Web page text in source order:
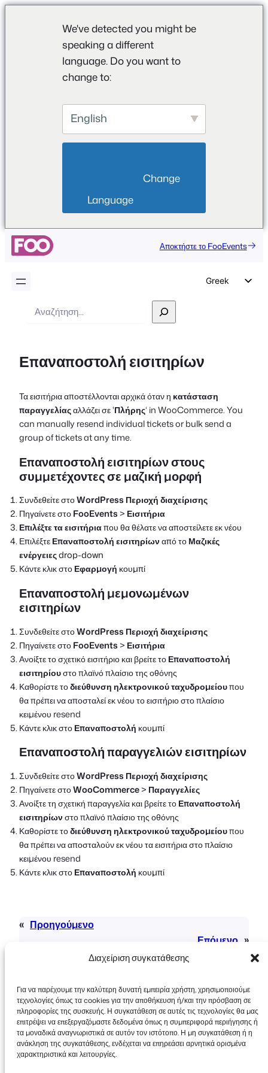
Διαχείριση συγκατάθεσης
Για να παρέχουμε την καλύτερη δυνατή εμπειρία χρήστη, χρησιμοποιούμε
τεχνολογίες όπως τα cookies για την αποθήκευση ή/και την πρόσβαση σε
πληροφορίες της συσκευής. Η συγκατάθεση σε αυτές τις τεχνολογίες θα μας
επιτρέψει να επεξεργαζόμαστε δεδομένα όπως η συμπεριφορά περιήγησης ή
τα μοναδικά αναγνωριστικά σε αυτόν τον ιστότοπο. Η μη συγκατάθεση ή η
ανάκληση της συγκατάθεσης, ενδέχεται να επηρεάσει αρνητικά ορισμένα
χαρακτηριστικά και λειτουργίες.
We've detected you might be
speaking a different
language. Do you want to
change to:
English
Language
Αποκτήστε το FooEvents
Greek
Portuguese
French
Αναζήτηση
Επαναποστολή εισιτηρίων
Τα εισιτήρια αποστέλλονται αρχικά όταν η κατάσταση
παραγγελίαςαλλάζει σε 'Πλήρης‘ in WooCommerce. You
can manually resend individual tickets or bulk send a
group of tickets at any time.
Επαναποστολή εισιτηρίων στους
συμμετέχοντες σε μαζική μορφή
Συνδεθείτε στοWordPress Περιοχή διαχείρισης
Πηγαίνετε στοFooEvents> Εισιτήρια
Επιλέξτε τα εισιτήριαπου θα θέλατε να αποστείλετε εκ νέου
ΕπιλέξτεΕπαναποστολή εισιτηρίωναπό τοΜαζικές
ενέργειεςdrop-down
Κάντε κλικ στοΕφαρμογή κουμπί
Επαναποστολή μεμονωμένων
εισιτηρίων
Συνδεθείτε στοWordPress Περιοχή διαχείρισης
Πηγαίνετε στοFooEvents> Εισιτήρια
Ανοίξτε το σχετικό εισιτήριο και βρείτε τοΕπαναποστολή
εισιτηρίουστο πλαϊνό πλαίσιο της οθόνης
Καθορίστε τοδιεύθυνση ηλεκτρονικού ταχυδρομείουπου
θα πρέπει να αποσταλεί εκ νέου το εισιτήριο στο πλαίσιο
κειμένου resend
Κάντε κλικ στοΕπαναποστολή κουμπί
Επαναποστολή παραγγελιών εισιτηρίων
Συνδεθείτε στοWordPress Περιοχή διαχείρισης
Πηγαίνετε στοWooCommerce> Παραγγελίες
Ανοίξτε τη σχετική παραγγελία και βρείτε τοΕπαναποστολή
εισιτηρίωνστο πλαϊνό πλαίσιο της οθόνης
Καθορίστε τοδιεύθυνση ηλεκτρονικού ταχυδρομείουπου
θα πρέπει να αποσταλούν εκ νέου τα εισιτήρια στο πλαίσιο
κειμένου resend
Κάντε κλικ στοΕπαναποστολή κουμπί
« Προηγούμενο
Επόμενο »
Πνευματικά δικαιώματα © 2026 FooEvents. Όλα
τα δικαιώματα διατηρούνται.